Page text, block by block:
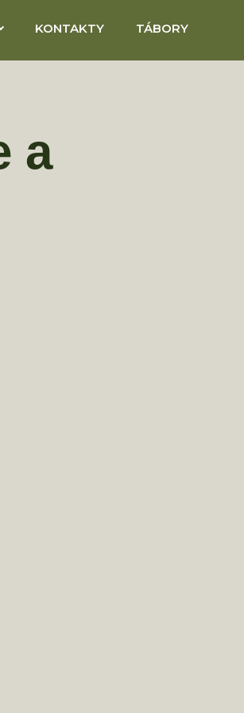
KONTAKTY TÁBORY
a